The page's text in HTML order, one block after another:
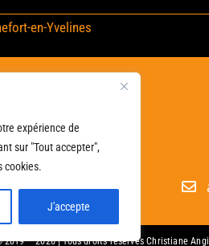
expérience de
sur "Tout accepter",
cookies.
J'accepte
en-Yvelines
2019 – 2026 | Tous droits réservés Christiane